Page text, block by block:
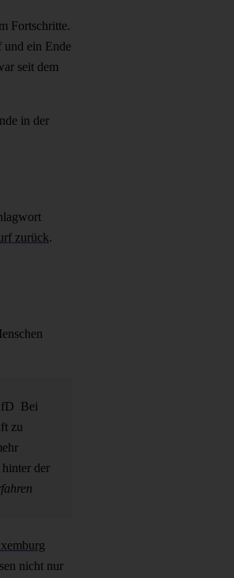
Fortschritte.
und ein Ende
seit dem
in der
zurück.
Bei
zu
der
nicht nur